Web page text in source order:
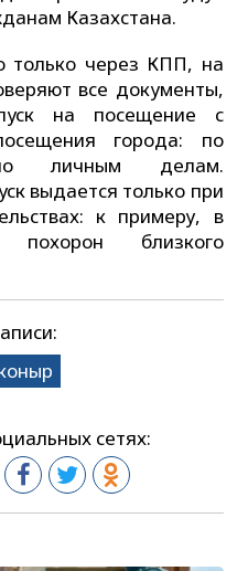
Казахстана.
только через КПП, на
все документы,
на посещение с
города: по
личным делам.
выдается только при
к примеру, в
близкого
сетях: